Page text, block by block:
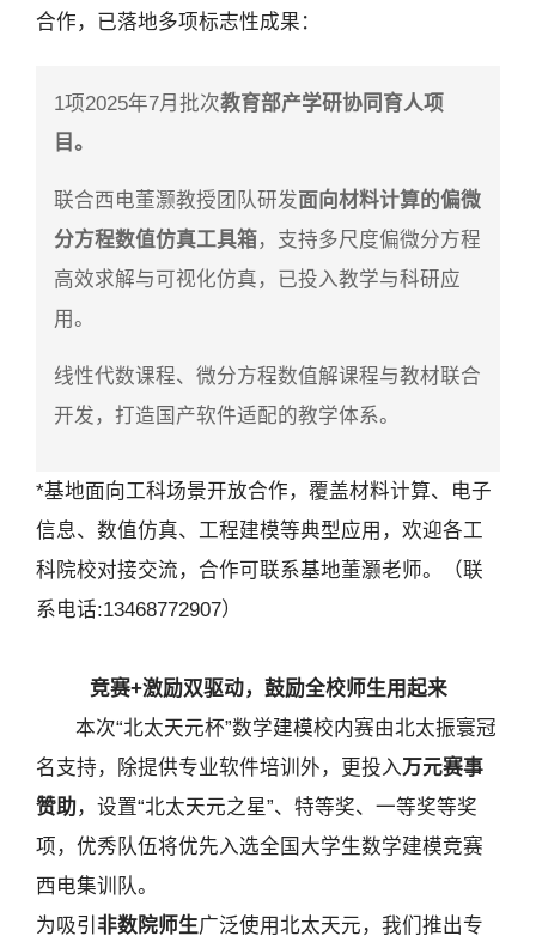
合作，已落地多项标志性成果：
1项2025年7月批次教育部产学研协同育人项
目。
联合西电董灏教授团队研发面向材料计算的偏微
分方程数值仿真工具箱 ，支持多尺度偏微分方程
高效求解与可视化仿真，已投入教学与科研应
用。
线性代数课程、微分方程数值解课程与教材联合
开发，打造国产软件适配的教学体系。
*基地面向工科场景开放合作，覆盖材料计算、电子
信息、数值仿真、工程建模等典型应用，欢迎各工
科院校对接交流，合作可联系基地董灏老师。（联
系电话:13468772907）
竞赛+激励双驱动，鼓励全校师生用起来
本次“北太天元杯”数学建模校内赛由北太振寰冠
名支持，除提供专业软件培训外，更投入万元赛事
赞助，设置“北太天元之星”、特等奖、一等奖等奖
项，优秀队伍将优先入选全国大学生数学建模竞赛
西电集训队。
为吸引 非数院师生广泛使用北太天元，我们推出专